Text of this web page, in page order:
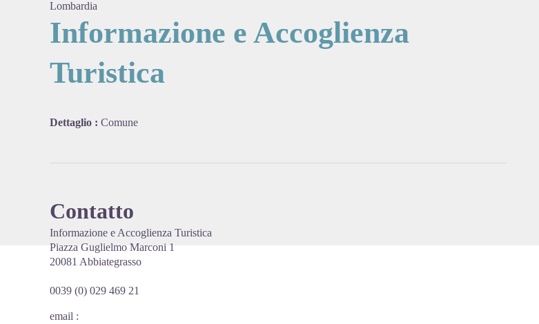
Lombardia
Informazione e Accoglienza
Turistica
Dettaglio : Comune
Contatto
Informazione e Accoglienza Turistica
Piazza Guglielmo Marconi 1
20081 Abbiategrasso
0039 (0) 029 469 21
email :